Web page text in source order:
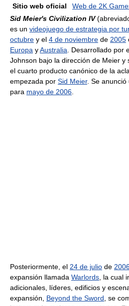
Sitio web oficial
Web de 2K
Sid Meier's Civilization IV
es un videojuego de estrategia por
octubre y el 4 de noviembre de 2005
Europa yAustralia . Desarrollado por
Johnson bajo la dirección de Meier y
el cuarto producto canónico de la
empezada por Sid Meier. Se anunció
para mayo de 2006
Posteriormente, el 24 de julio de
expansión llamada Warlords , la cual
adicionales, líderes, edificios y
expansión, Beyond the Sword , se